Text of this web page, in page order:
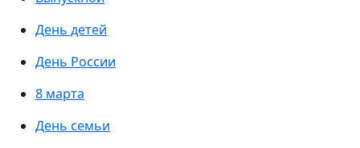
День детей
День России
8 марта
День семьи